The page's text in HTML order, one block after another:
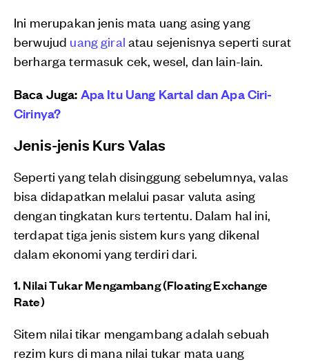
Ini merupakan jenis mata uang asing yang
berwujud uang giral atau sejenisnya seperti surat
berharga termasuk cek, wesel, dan lain-lain.
Baca Juga:Apa Itu Uang Kartal dan Apa Ciri-
Cirinya?
Jenis-jenis Kurs Valas
Seperti yang telah disinggung sebelumnya, valas
bisa didapatkan melalui pasar valuta asing
dengan tingkatan kurs tertentu. Dalam hal ini,
terdapat tiga jenis sistem kurs yang dikenal
dalam ekonomi yang terdiri dari.
1. Nilai Tukar Mengambang (Floating Exchange
Rate)
Sitem nilai tikar mengambang adalah sebuah
rezim kurs di mana nilai tukar mata uang